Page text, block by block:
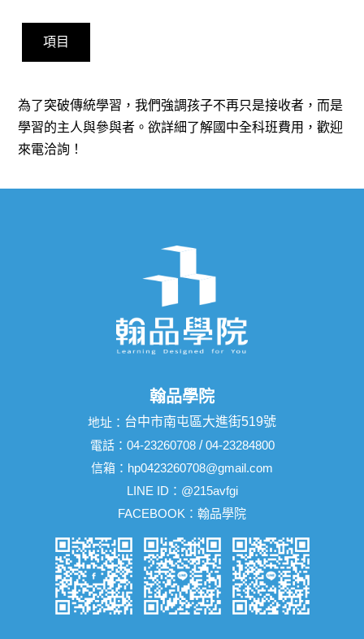
項目
為了突破傳統學習，我們強調孩子不再只是接收者，而是
學習的主人與參與者。欲詳細了解國中全科班費用 ，歡迎
來電洽詢！
翰品學院
地址： 台中市南屯區大進街519號
電話： 04-23260708/04-23284800
信箱： hp0423260708@gmail.com
LINE ID： @215avfgi
FACEBOOK： 翰品學院